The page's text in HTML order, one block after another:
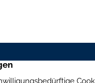
Aumer Immobilien